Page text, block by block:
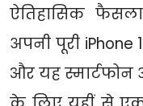
ऐतिहासिक
अपनी पूरी iPhone
और यह स्मार्टफोन